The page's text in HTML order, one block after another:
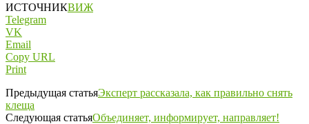
ИСТОЧНИКВИЖ
Telegram
VK
Email
Copy URL
Print
Предыдущая статьяЭксперт рассказала, как правильно снять
клеща
Следующая статьяОбъединяет, информирует, направляет!